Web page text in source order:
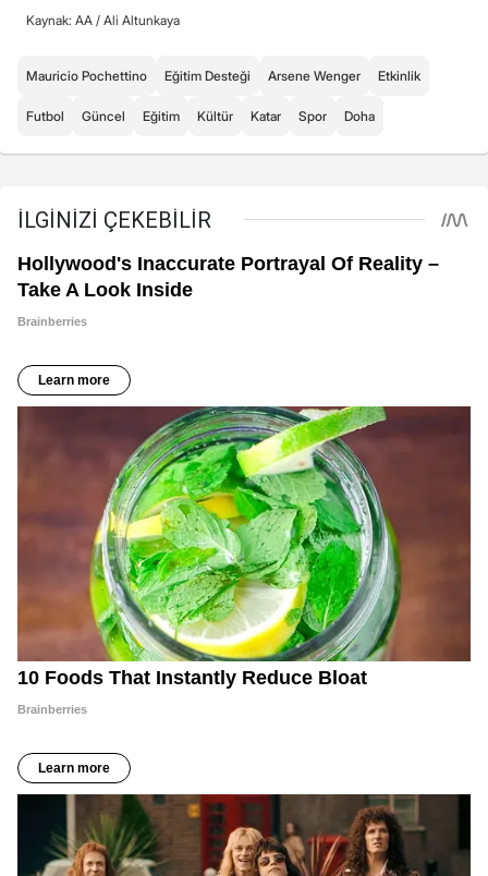
Kaynak: AA / Ali Altunkaya
Mauricio Pochettino Eğitim Desteği Arsene Wenger Etkinlik
Futbol Güncel Eğitim Kültür Katar Spor Doha